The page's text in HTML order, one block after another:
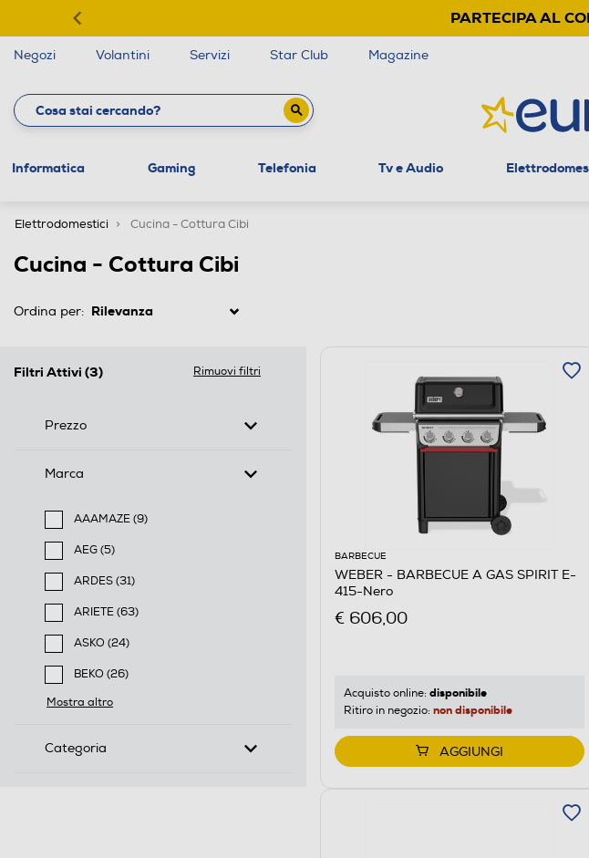
PARTECIPA AL
Negozi Volantini Servizi Star Club Magazine
Informatica Gaming Telefonia Tv e Audio
Elettrodomestici Cucina - Cottura Cibi
Cucina - Cottura Cibi
Ordina per:
Filtri Attivi (3) Rimuovi filtri
Prezzo
Marca
AAAMAZE (9)
Filtra per Marca: AAAMAZE
AEG (5)
Filtra per Marca: AEG
ARDES (31)
Filtra per Marca: ARDES
ARIETE (63)
Filtra per Marca: ARIETE
ASKO (24)
Filtra per Marca: ASKO
BEKO (26)
Filtra per Marca: BEKO
Mostra altro
Categoria
BARBECUE
WEBER - BARBECUE A GAS SPIRIT E-
415-Nero
€ 606,00
Acquisto online: disponibile
Ritiro in negozio: non disponibile
AGGIUNGI